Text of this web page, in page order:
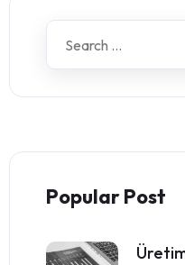
Popular Post